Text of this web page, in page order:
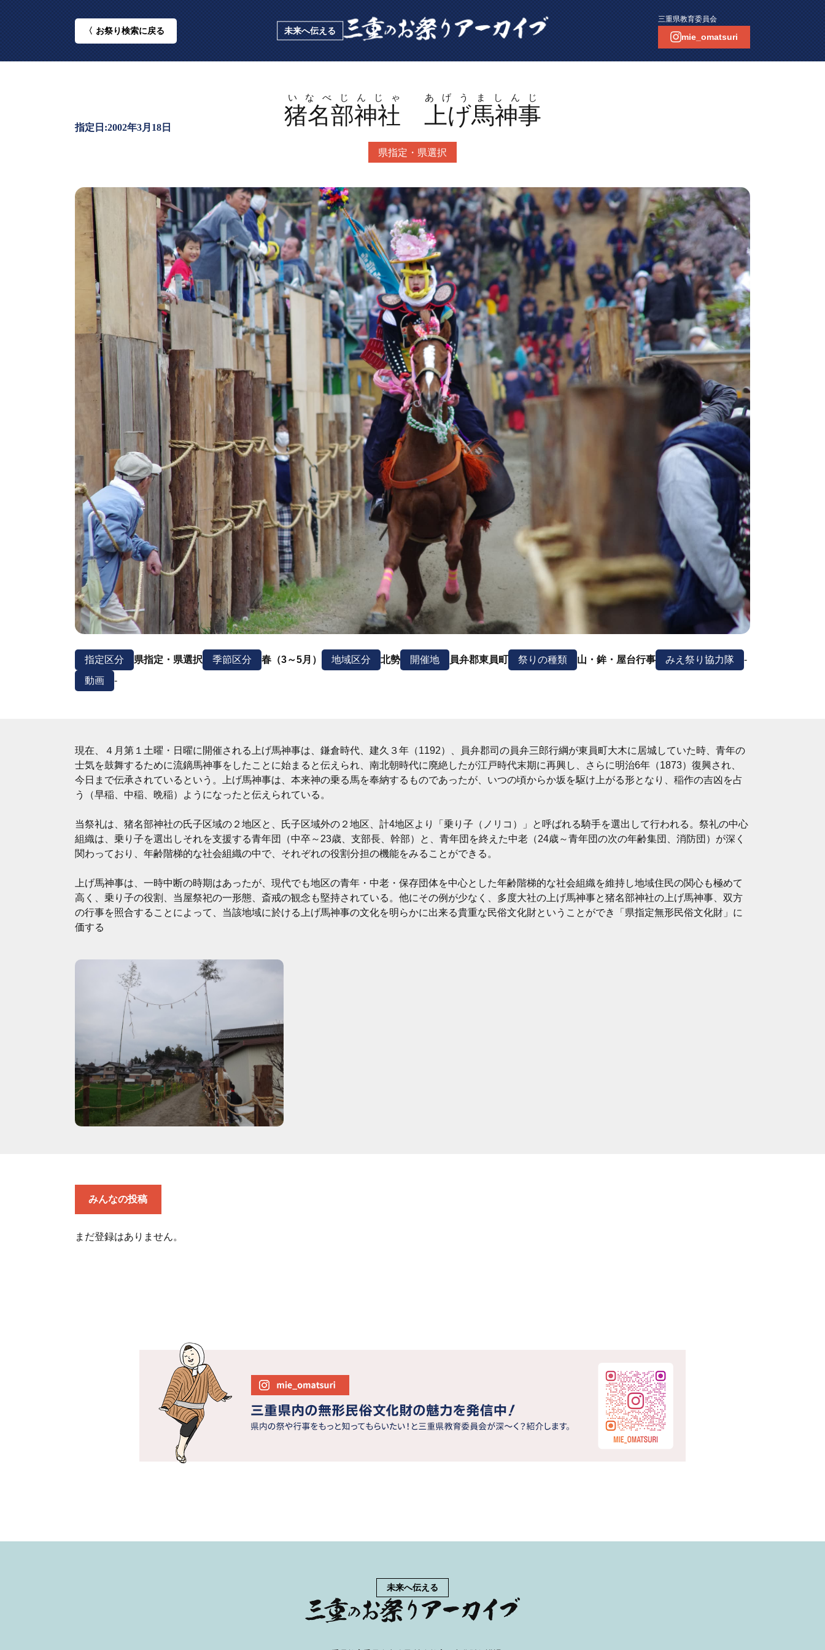
お祭り検索に戻る 未来へ伝える
三重県教育委員会
mie_omatsuri
2002年3月18日 猪名部神社 上げ馬神事
いなべじんじ
県指定・県選択
指定区分 県指定・県選択 季節区分 春（3～5月） 地域区分 北勢 開催地 員弁郡東員町 祭りの種類 山・鉾・屋台行事 みえ祭り協力隊
-
動画
-
現在、４月第１土曜・日曜に開催される上げ馬神事は、鎌倉時代、建久３年（1192）、員弁郡司の員弁三郎行綱が東員町大木に居城していた時、青年の
士気を鼓舞するために流鏑馬神事をしたことに始まると伝えられ、南北朝時代に廃絶したが江戸時代末期に再興し、さらに明治6年（1873）復興され、
今日まで伝承されているという。上げ馬神事は、本来神の乗る馬を奉納するものであったが、いつの頃からか坂を駆け上がる形となり、稲作の吉凶を占
う（早稲、中稲、晩稲）ようになったと伝えられている。
当祭礼は、猪名部神社の氏子区域の２地区と、氏子区域外の２地区、計4地区より「乗り子（ノリコ）」と呼ばれる騎手を選出して行われる。祭礼の中心
組織は、乗り子を選出しそれを支援する青年団（中卒～23歳、支部長、幹部）と、青年団を終えた中老（24歳～青年団の次の年齢集団、消防団）が深く
関わっており、年齢階梯的な社会組織の中で、それぞれの役割分担の機能をみることができる。
上げ馬神事は、一時中断の時期はあったが、現代でも地区の青年・中老・保存団体を中心とした年齢階梯的な社会組織を維持し地域住民の関心も極めて
高く、乗り子の役割、当屋祭祀の一形態、斎戒の観念も堅持されている。他にその例が少なく、多度大社の上げ馬神事と猪名部神社の上げ馬神事、双方
の行事を照合することによって、当該地域に於ける上げ馬神事の文化を明らかに出来る貴重な民俗文化財ということができ「県指定無形民俗文化財」に
価する
みんなの投稿
まだ登録はありません。
未来へ伝える